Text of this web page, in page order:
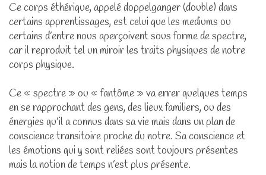
Ce corps éthérique, appelé doppelganger (double) dans
certains apprentissages, est celui que les mediums ou
certains d’entre nous aperçoivent sous forme de spectre,
car il reproduit tel un miroir les traits physiques de notre
corps physique.
Ce « spectre » ou « fantôme » va errer quelques temps
en se rapprochant des gens, des lieux familiers, ou des
énergies qu’il a connus dans sa vie mais dans un plan de
conscience transitoire proche du notre. Sa conscience et
les émotions qui y sont reliées sont toujours présentes
mais la notion de temps n’est plus présente.